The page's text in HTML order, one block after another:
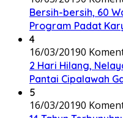
Bersih-bersih, 60
Program Padat
4
16/03/20190
2 Hari Hilang,
Pantai Cipalawah
5
16/03/20190